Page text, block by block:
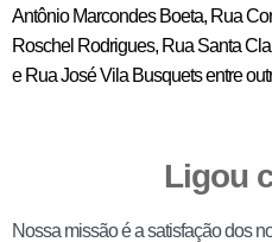
Antônio Marcondes Boeta, Rua
Roschel Rodrigues, Rua Santa
e Rua José Vila Busquets entre
Ligou
Nossa missão é a satisfação dos